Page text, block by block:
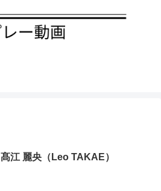
髙江 麗央（Leo TAKAE）